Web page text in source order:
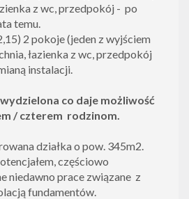
z wc, przedpokój - po
temu.
2 pokoje (jeden z wyjściem
łazienka z wc, przedpokój
instalacji.
co daje możliwość
/ czterem rodzinom.
działka o pow. 345m2.
częściowo
niedawno prace związane z
fundamentów.